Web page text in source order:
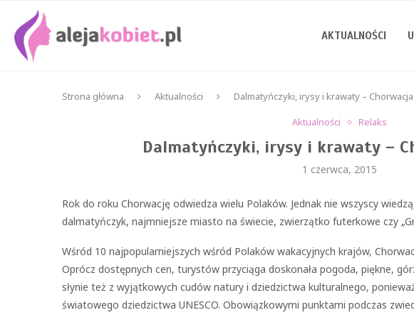
AKTUALNOŚCI
Strona główna Aktualności
Dalmatyńczyki, irysy i krawaty –
Aktualności
Relaks
Dalmatyńczyki, irysy i krawaty –
1 czerwca, 2015
Rok do roku Chorwację odwiedza wielu Polaków. Jednak nie wszyscy
dalmatyńczyk, najmniejsze miasto na świecie, zwierzątko futerkowe czy
Wśród 10 najpopularniejszych wśród Polaków wakacyjnych krajów,
Oprócz dostępnych cen, turystów przyciąga doskonała pogoda, piękne,
słynie też z wyjątkowych cudów natury i dziedzictwa kulturalnego,
światowego dziedzictwa UNESCO. Obowiązkowymi punktami podczas